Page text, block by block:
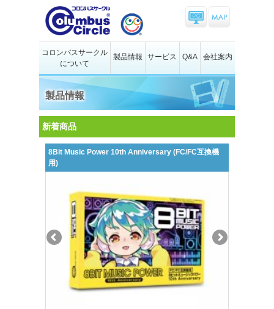
コロンバスサークル
について
製品情報 サービス Q&A 会社案内
製品情報
新着商品
8Bit Music Power 10th Anniversary (FC/FC互換機
用)